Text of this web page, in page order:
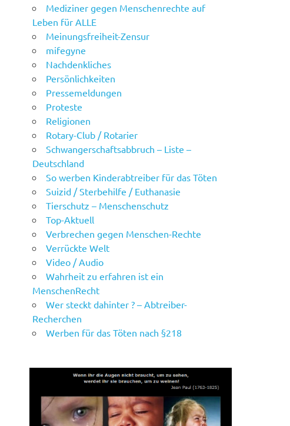
Mediziner gegen Menschenrechte auf
Leben für ALLE
Meinungsfreiheit-Zensur
mifegyne
Nachdenkliches
Persönlichkeiten
Pressemeldungen
Proteste
Religionen
Rotary-Club / Rotarier
Schwangerschaftsabbruch – Liste –
Deutschland
So werben Kinderabtreiber für das Töten
Suizid / Sterbehilfe / Euthanasie
Tierschutz – Menschenschutz
Top-Aktuell
Verbrechen gegen Menschen-Rechte
Verrückte Welt
Video / Audio
Wahrheit zu erfahren ist ein
MenschenRecht
Wer steckt dahinter ? – Abtreiber-
Recherchen
Werben für das Töten nach §218